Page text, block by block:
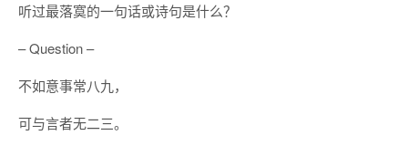
听过最落寞的一句话或诗句是什么？
– Question –
不如意事常八九，
可与言者无二三。